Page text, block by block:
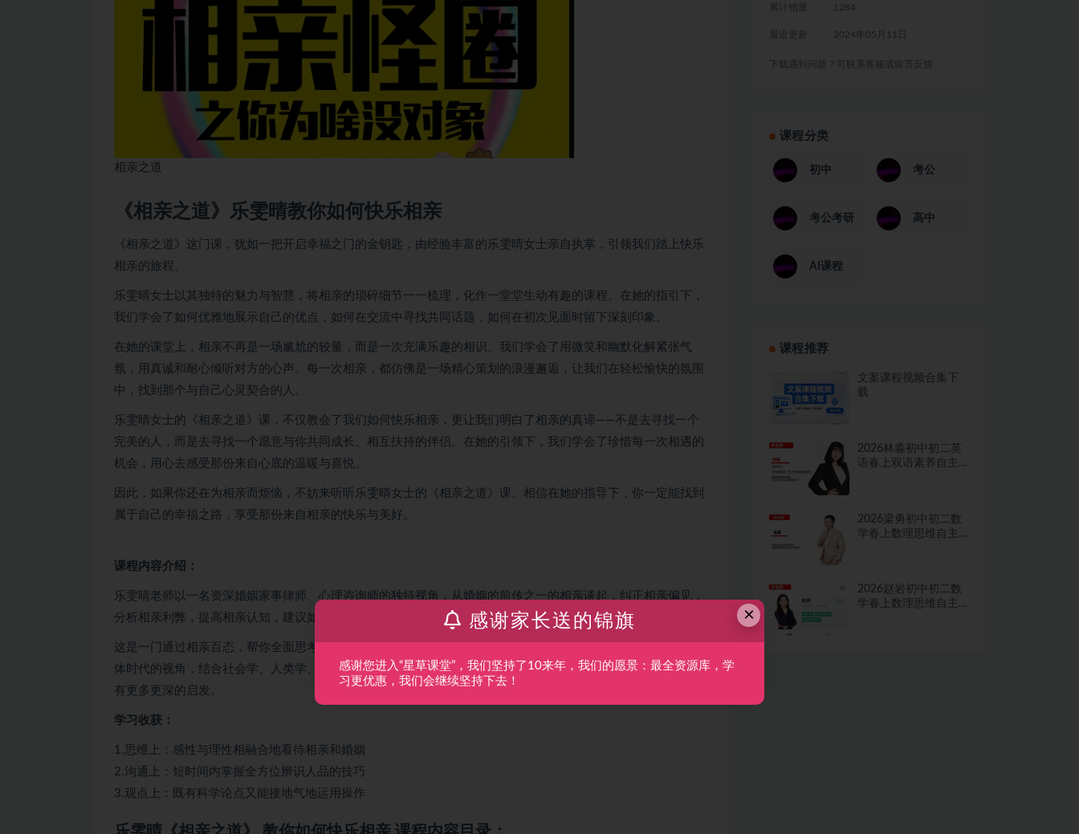
相亲之道
《相亲之道》乐雯晴教你如何快乐相亲
《相亲之道》这门课，犹如一把开启幸福之门的金钥匙，由经验丰富的乐雯晴女士亲自执掌，引领我们踏上快乐
相亲的旅程。
乐雯晴女士以其独特的魅力与智慧，将相亲的琐碎细节一一梳理，化作一堂堂生动有趣的课程。在她的指引下，
我们学会了如何优雅地展示自己的优点，如何在交流中寻找共同话题，如何在初次见面时留下深刻印象。
在她的课堂上，相亲不再是一场尴尬的较量，而是一次充满乐趣的相识。我们学会了用微笑和幽默化解紧张气
氛，用真诚和耐心倾听对方的心声。每一次相亲，都仿佛是一场精心策划的浪漫邂逅，让我们在轻松愉快的氛围
中，找到那个与自己心灵契合的人。
乐雯晴女士的《相亲之道》课，不仅教会了我们如何快乐相亲，更让我们明白了相亲的真谛——不是去寻找一个
完美的人，而是去寻找一个愿意与你共同成长、相互扶持的伴侣。在她的引领下，我们学会了珍惜每一次相遇的
机会，用心去感受那份来自心底的温暖与喜悦。
因此，如果你还在为相亲而烦恼，不妨来听听乐雯晴女士的《相亲之道》课。相信在她的指导下，你一定能找到
属于自己的幸福之路，享受那份来自相亲的快乐与美好。
课程内容介绍：
乐雯晴老师以一名资深婚姻家事律师、心理咨询师的独特视角，从婚姻的前传之一的相亲谈起，纠正相亲偏见，
分析相亲利弊，提高相亲认知，建议如何展现相品，如何快乐相亲等。
这是一门通过相亲百态，帮你全面思考婚恋、婚姻甚至人生的接地气的课程。赋予“相亲”这个传统主题一个新媒
体时代的视角，结合社会学、人类学、心理学等知识重新解读，相信你听后或多或少都会对情感、婚姻以及人生
有更多更深的启发。
学习收获：
1.思维上：感性与理性相融合地看待相亲和婚姻
2.沟通上：短时间内掌握全方位辨识人品的技巧
3.观点上：既有科学论点又能接地气地运用操作
累计销量 1284
最近更新 2024年05月11日
下载遇到问题？可联系客服或留言反馈
课程分类
初中 考公
考公考研 高中
AI课程
课程推荐
文案课程视频合集下
载
2026林淼初中初二英
语春上双语素养自主
2026梁勇初中初二数
学春上数理思维自主
2026赵岩初中初二数
学春上数理思维自主
×
感谢家长送的锦旗
感谢您进入“星草课堂”，我们坚持了10来年，我们的愿景：最全资源库，学
习更优惠，我们会继续坚持下去！